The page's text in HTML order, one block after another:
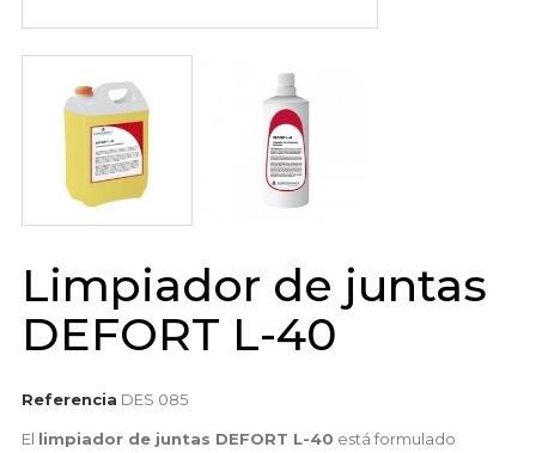
Limpiador de juntas
DEFORT L-40
Referencia DES 085
El limpiador de juntas DEFORT L-40 está formulado